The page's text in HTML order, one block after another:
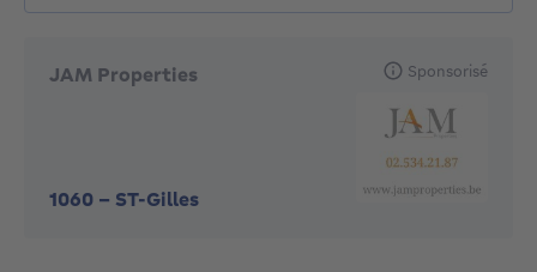
JAM Properties
1060 - ST-Gilles
Sponsorisé